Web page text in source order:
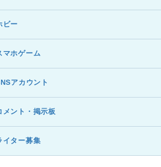
ビー
マホゲーム
アカウント
メント・掲示板
イター募集